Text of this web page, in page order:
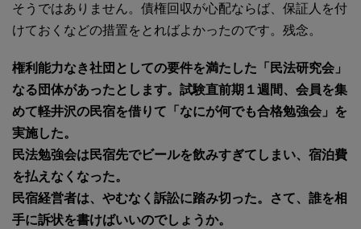
そうではありません。債権回収が心配ならば、保証人を付
けておくなどの措置をとればよかったのです。残念。
権利能力なき社団としての要件を満たした「民法研究会」
なる団体があったとします。試験直前期１週間、会員を集
めて軽井沢の民宿を借りて「なにが何でも合格勉強会」を
実施した。
民法勉強会は民宿先でビールを飲みすぎてしまい、宿泊費
を払えなくなった。
民宿経営者は、やむなく訴訟に踏み切った。さて、誰を相
手に訴状を書けばいいのでしょうか。